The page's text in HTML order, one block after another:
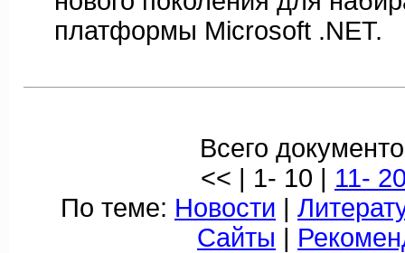
платформы Microsoft .NET.
Всего
<< | 1- 10 | 11-
По теме: Новости |
Сайты |